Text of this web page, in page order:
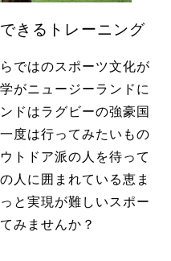
きるトレーニング
ではのスポーツ文化が
がニュージーランドに
ドはラグビーの強豪国
度は行ってみたいもの
トドア派の人を待って
人に囲まれている恵ま
と実現が難しいスポー
みませんか？